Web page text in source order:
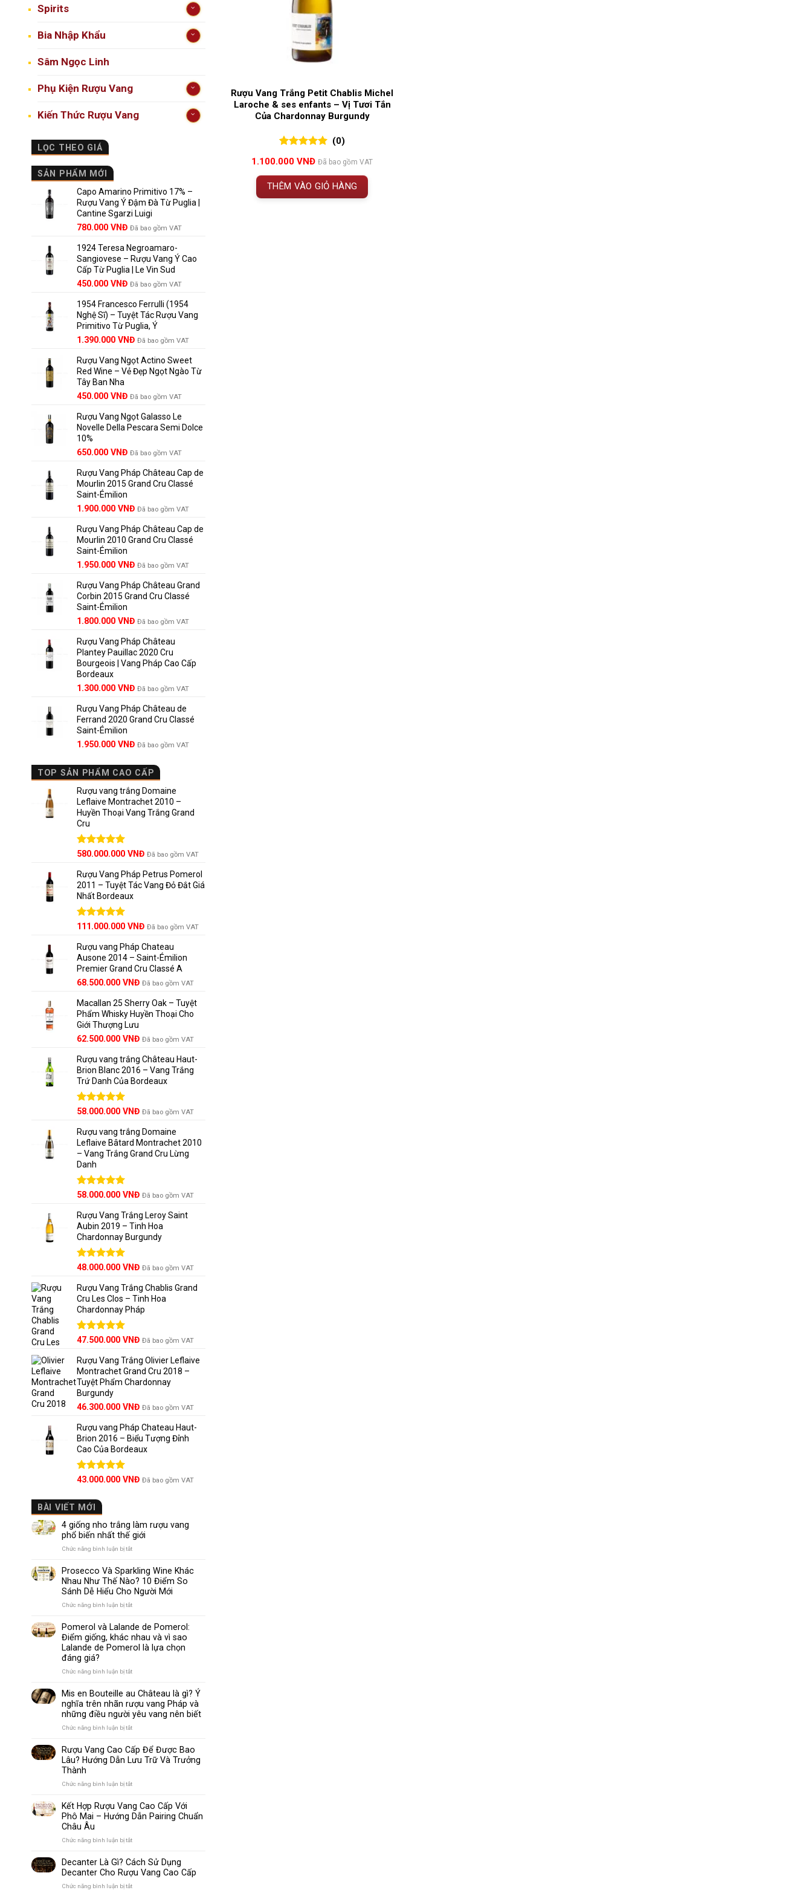
Spirits
Bia Nhập Khẩu
Sâm Ngọc Linh
Phụ Kiện Rượu Vang
Kiến Thức Rượu Vang
LỌC THEO GIÁ
SẢN PHẨM MỚI
Capo Amarino Primitivo 17% –
Rượu Vang Ý Đậm Đà Từ Puglia |
Cantine Sgarzi Luigi
Giá
là:
858.000 VNĐ.
780.000 VNĐGiá
tại
là:
780.000 VNĐ.
Đã bao gồm VAT
1924 Teresa Negroamaro-
Sangiovese – Rượu Vang Ý Cao
Cấp Từ Puglia | Le Vin Sud
Giá
là:
495.000 VNĐ.
450.000 VNĐGiá
tại
là:
450.000 VNĐ.
Đã bao gồm VAT
1954 Francesco Ferrulli (1954
Nghệ Sĩ) – Tuyệt Tác Rượu Vang
Primitivo Từ Puglia, Ý
Giá
là:
1.529.000 VNĐ.
1.390.000 VNĐGiá
tại
là:
Đã bao gồm VAT
Rượu Vang Ngọt Actino Sweet
Red Wine – Vẻ Đẹp Ngọt Ngào Từ
Tây Ban Nha
450.000 VNĐ Đã bao gồm VAT
Rượu Vang Ngọt Galasso Le
Novelle Della Pescara Semi Dolce
10%
650.000 VNĐ Đã bao gồm VAT
Rượu Vang Pháp Château Cap de
Mourlin 2015 Grand Cru Classé
Saint-Émilion
Giá
là:
2.800.000 VNĐ.
1.900.000 VNĐGiá
tại
là:
Đã bao gồm VAT
Rượu Vang Pháp Château Cap de
Mourlin 2010 Grand Cru Classé
Saint-Émilion
Giá
là:
2.950.000 VNĐ.
1.950.000 VNĐGiá
tại
là:
Đã bao gồm VAT
Rượu Vang Pháp Château Grand
Corbin 2015 Grand Cru Classé
Saint-Émilion
Giá
là:
2.500.000 VNĐ.
1.800.000 VNĐGiá
tại
là:
1.800.000 VNĐ.
Đã bao gồm VAT
Rượu Vang Pháp Château
Plantey Pauillac 2020 Cru
Bourgeois | Vang Pháp Cao Cấp
Bordeaux
Giá
là:
1.850.000 VNĐ.
1.300.000 VNĐGiá
tại
là:
Đã bao gồm VAT
Rượu Vang Pháp Château de
Ferrand 2020 Grand Cru Classé
Saint-Émilion
Giá
là:
2.800.000 VNĐ.
1.950.000 VNĐGiá
tại
là:
1.950.000 VNĐ.
Đã bao gồm VAT
TOP SẢN PHẨM CAO CẤP
Rượu vang trắng Domaine
Leflaive Montrachet 2010 –
Huyền Thoại Vang Trắng Grand
Cru
Được xếp
5 sao
580.000.000 VNĐ Đã bao gồm VAT
Rượu Vang Pháp Petrus Pomerol
2011 – Tuyệt Tác Vang Đỏ Đắt Giá
Nhất Bordeaux
Được xếp
5 sao
Giá
là:
125.000.000 VNĐ.
111.000.000 VNĐGiá
tại
là:
111.000.000 VNĐ.
Đã bao gồm VAT
Rượu vang Pháp Chateau
Ausone 2014 – Saint-Émilion
Premier Grand Cru Classé A
68.500.000 VNĐ Đã bao gồm VAT
Macallan 25 Sherry Oak – Tuyệt
Phẩm Whisky Huyền Thoại Cho
Giới Thượng Lưu
Giá
là:
65.000.000 VNĐ.
62.500.000 VNĐGiá
tại
là:
62.500.000 VNĐ.
Đã bao gồm VAT
Rượu vang trắng Château Haut-
Brion Blanc 2016 – Vang Trắng
Trứ Danh Của Bordeaux
Được xếp
5 sao
58.000.000 VNĐ Đã bao gồm VAT
Rượu vang trắng Domaine
Leflaive Bâtard Montrachet 2010
– Vang Trắng Grand Cru Lừng
Danh
Được xếp
5 sao
58.000.000 VNĐ Đã bao gồm VAT
Rượu Vang Trắng Leroy Saint
Aubin 2019 – Tinh Hoa
Chardonnay Burgundy
Được xếp
5 sao
48.000.000 VNĐ Đã bao gồm VAT
Rượu Vang Trắng Chablis Grand
Cru Les Clos – Tinh Hoa
Chardonnay Pháp
Được xếp
5 sao
47.500.000 VNĐ Đã bao gồm VAT
Rượu Vang Trắng Olivier Leflaive
Montrachet Grand Cru 2018 –
Tuyệt Phẩm Chardonnay
Burgundy
46.300.000 VNĐ Đã bao gồm VAT
Rượu vang Pháp Chateau Haut-
Brion 2016 – Biểu Tượng Đỉnh
Cao Của Bordeaux
Được xếp
5 sao
43.000.000 VNĐ Đã bao gồm VAT
BÀI VIẾT MỚI
4 giống nho trắng làm rượu vang
phổ biến nhất thế giới
Chức năng bình luận bị tắtở
giống
nho
trắng
làm
biến
nhất
thế
Prosecco Và Sparkling Wine Khác
Nhau Như Thế Nào? 10 Điểm So
Sánh Dễ Hiểu Cho Người Mới
Chức năng bình luận bị tắtở
Và
Sparkling
Wine
Khác
10
Điểm
So
Dễ
Cho
Người
Pomerol và Lalande de Pomerol:
Điểm giống, khác nhau và vì sao
Lalande de Pomerol là lựa chọn
đáng giá?
Chức năng bình luận bị tắtở
Lalande
de
Pomerol:
nhau
và
Pomerol
là
đáng
Mis en Bouteille au Château là gì? Ý
nghĩa trên nhãn rượu vang Pháp và
những điều người yêu vang nên biết
Chức năng bình luận bị tắtở
en
Bouteille
au
nghĩa
trên
và
những
người
Rượu Vang Cao Cấp Để Được Bao
Lâu? Hướng Dẫn Lưu Trữ Và Trưởng
Thành
Chức năng bình luận bị tắtở
Vang
Cao
Cấp
Hướng
Dẫn
Kết Hợp Rượu Vang Cao Cấp Với
Phô Mai – Hướng Dẫn Pairing Chuẩn
Châu Âu
Chức năng bình luận bị tắtở
Hợp
Rượu
Vang
Cao
Decanter Là Gì? Cách Sử Dụng
Decanter Cho Rượu Vang Cao Cấp
Chức năng bình luận bị tắtở
Rượu Vang Trắng Petit Chablis Michel
Laroche & ses enfants – Vị Tươi Tắn
Của Chardonnay Burgundy
đánh giá
(0)
1.100.000VNĐ Đã bao gồm VAT
THÊM VÀO GIỎ HÀNG